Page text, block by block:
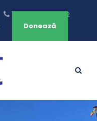
+40 264 433 582
Donează